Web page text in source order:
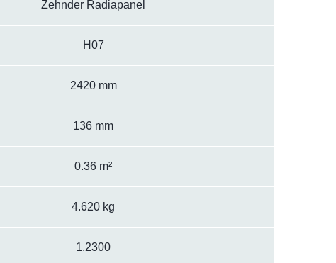
Zehnder Radiapanel
H07
2420 mm
136 mm
0.36 m²
4.620 kg
1.2300